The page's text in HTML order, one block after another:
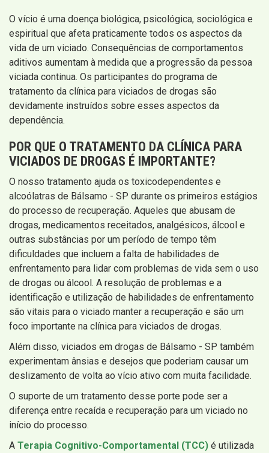
O vício é uma doença biológica, psicológica, sociológica e
espiritual que afeta praticamente todos os aspectos da
vida de um viciado. Consequências de comportamentos
aditivos aumentam à medida que a progressão da pessoa
viciada continua. Os participantes do programa de
tratamento da clínica para viciados de drogas são
devidamente instruídos sobre esses aspectos da
dependência.
POR QUE O TRATAMENTO DA CLÍNICA PARA
VICIADOS DE DROGAS É IMPORTANTE?
O nosso tratamento ajuda os toxicodependentes e
alcoólatras de Bálsamo - SP durante os primeiros estágios
do processo de recuperação. Aqueles que abusam de
drogas, medicamentos receitados, analgésicos, álcool e
outras substâncias por um período de tempo têm
dificuldades que incluem a falta de habilidades de
enfrentamento para lidar com problemas de vida sem o uso
de drogas ou álcool. A resolução de problemas e a
identificação e utilização de habilidades de enfrentamento
são vitais para o viciado manter a recuperação e são um
foco importante na clínica para viciados de drogas.
Além disso, viciados em drogas de Bálsamo - SP também
experimentam ânsias e desejos que poderiam causar um
deslizamento de volta ao vício ativo com muita facilidade.
O suporte de um tratamento desse porte pode ser a
diferença entre recaída e recuperação para um viciado no
início do processo.
A Terapia Cognitivo-Comportamental (TCC) é utilizada